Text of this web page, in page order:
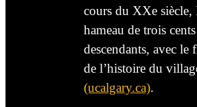
cours du XXe siècle,
hameau de trois cents
descendants, avec
de l’histoire du
(ucalgary.ca).